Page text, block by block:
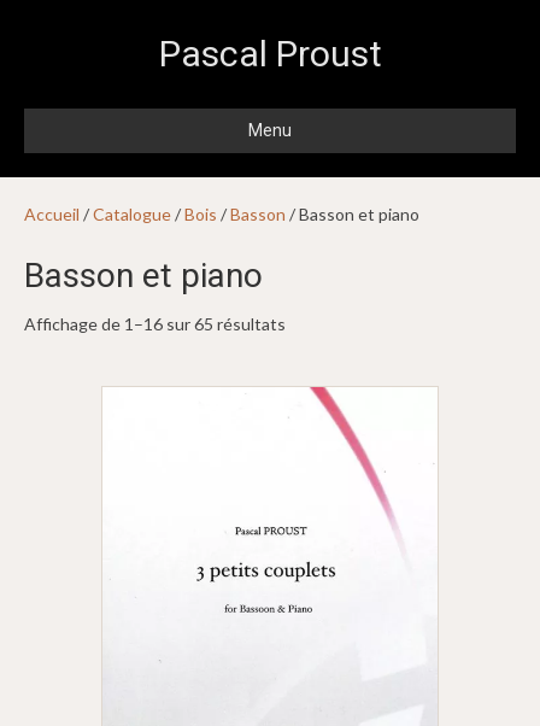
Pascal Proust
Menu
Accueil /Catalogue/Bois /Basson / Basson et piano
Basson et piano
Affichage de 1–16 sur 65 résultats